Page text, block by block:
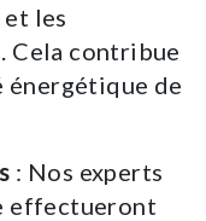
les
Cela contribue
de
: Nos experts
effectueront